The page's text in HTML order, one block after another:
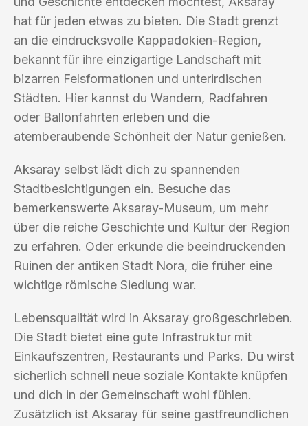
hat für jeden etwas zu bieten. Die Stadt grenzt
an die eindrucksvolle Kappadokien-Region,
bekannt für ihre einzigartige Landschaft mit
bizarren Felsformationen und unterirdischen
Städten. Hier kannst du Wandern, Radfahren
oder Ballonfahrten erleben und die
atemberaubende Schönheit der Natur genießen.
Aksaray selbst lädt dich zu spannenden
Stadtbesichtigungen ein. Besuche das
bemerkenswerte Aksaray-Museum, um mehr
über die reiche Geschichte und Kultur der Region
zu erfahren. Oder erkunde die beeindruckenden
Ruinen der antiken Stadt Nora, die früher eine
wichtige römische Siedlung war.
Lebensqualität wird in Aksaray großgeschrieben.
Die Stadt bietet eine gute Infrastruktur mit
Einkaufszentren, Restaurants und Parks. Du wirst
sicherlich schnell neue soziale Kontakte knüpfen
und dich in der Gemeinschaft wohl fühlen.
Zusätzlich ist Aksaray für seine gastfreundlichen